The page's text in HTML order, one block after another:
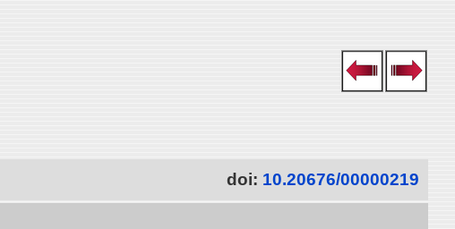
doi: 10.20676/00000219